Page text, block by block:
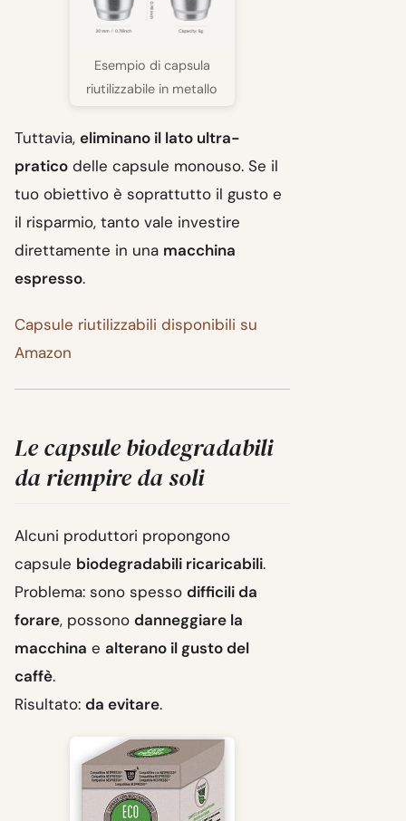
Esempio di capsula
riutilizzabile in metallo
Tuttavia, eliminano il lato ultra-
pratico delle capsule monouso. Se il
tuo obiettivo è soprattutto il gusto e
il risparmio, tanto vale investire
direttamente in una macchina
espresso.
Capsule riutilizzabili disponibili su
Amazon
Le capsule biodegradabili
da riempire da soli
Alcuni produttori propongono
capsule biodegradabili ricaricabili.
Problema: sono spesso difficili da
forare, possono danneggiare la
macchina e alterano il gusto del
caffè.
Risultato: da evitare.